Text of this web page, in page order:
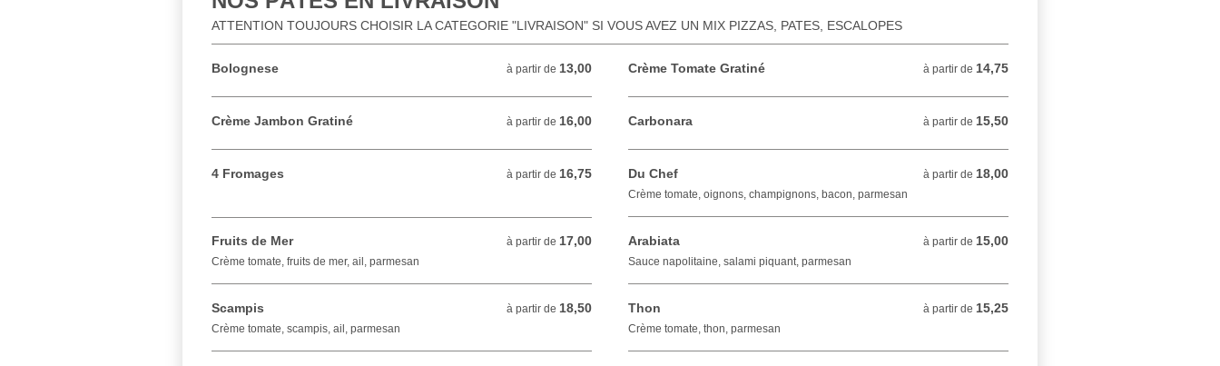
ATTENTION TOUJOURS CHOISIR LA CATEGORIE "LIVRAISON" SI VOUS AVEZ UN MIX PIZZAS, PATES, ESCALOPES
Bolognese à partir de 13,00
à partir de 13,00 EUR Crème Tomate Gratiné à partir de 14,75
à partir de 14,75 EUR
Crème Jambon Gratiné à partir de 16,00
à partir de 16,00 EUR Carbonara à partir de 15,50
à partir de 15,50 EUR
4 Fromages à partir de 16,75
à partir de 16,75 EUR Du Chef à partir de 18,00
à partir de 18,00 EUR
Crème tomate, oignons, champignons, bacon, parmesan
Fruits de Mer à partir de 17,00
à partir de 17,00 EUR
Crème tomate, fruits de mer, ail, parmesan
Arabiata à partir de 15,00
à partir de 15,00 EUR
Sauce napolitaine, salami piquant, parmesan
Scampis à partir de 18,50
à partir de 18,50 EUR
Crème tomate, scampis, ail, parmesan
Thon à partir de 15,25
à partir de 15,25 EUR
Crème tomate, thon, parmesan